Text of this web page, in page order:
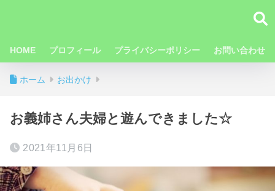
HOME プロフィール プライバシーポリシー お問い合わせ
ホーム お出かけ
お義姉さん夫婦と遊んできました☆
2021年11月6日